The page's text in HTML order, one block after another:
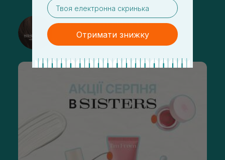
@sisters_stelmakh в Instagram
Підписатися
email
Отримати знижку